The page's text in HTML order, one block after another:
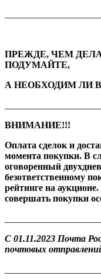
ПРЕЖДЕ, ЧЕМ
ПОДУМАЙТЕ,
А НЕОБХОДИМ ЛИ
ВНИМАНИЕ!!!
Оплата сделок и
момента покупки. В
оговоренный
безответственному
рейтинге на
совершать покупки
С 01.11.2023 Почта
почтовых